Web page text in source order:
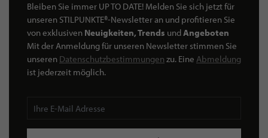
Bleiben Sie immer UP TO DATE! Melden Sie sich jetzt für
unseren STILPUNKTE®-Newsletter an und profitieren Sie
von exklusiven Neuigkeiten, Trends undAngeboten
Mit der Anmeldung für unseren Newsletter stimmen Sie
unseren Datenschutzbestimmungen zu. Eine Abmeldung
ist jederzeit möglich.